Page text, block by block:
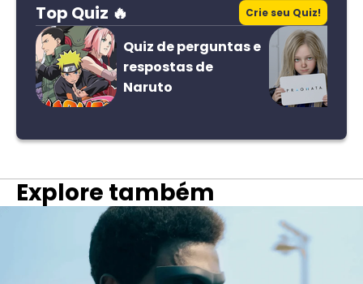
Top Quiz 🔥 Crie seu Quiz!
Quiz de perguntas e
respostas de
Naruto
Explore também